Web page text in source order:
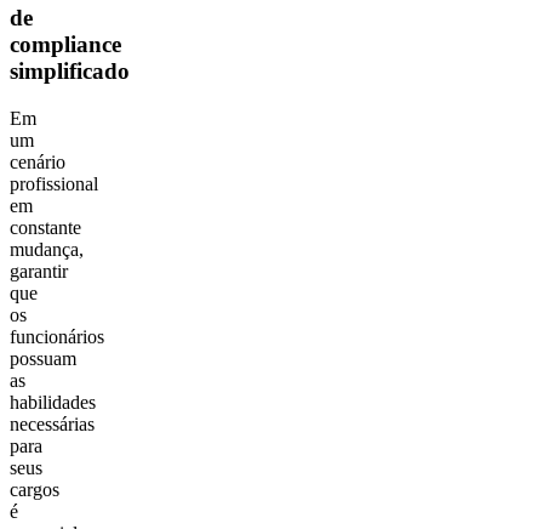
de
compliance
simplificado
Em
um
cenário
profissional
em
constante
mudança,
garantir
que
os
funcionários
possuam
as
habilidades
necessárias
para
seus
cargos
é